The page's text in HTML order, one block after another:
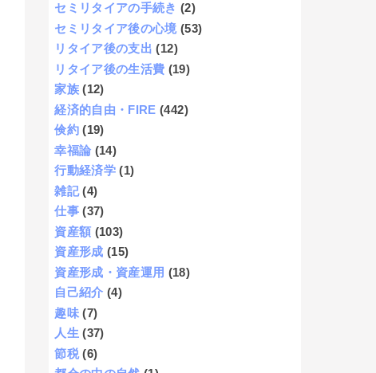
セミリタイアの手続き (2)
セミリタイア後の心境 (53)
リタイア後の支出 (12)
リタイア後の生活費 (19)
家族 (12)
経済的自由・FIRE (442)
倹約 (19)
幸福論 (14)
行動経済学 (1)
雑記 (4)
仕事 (37)
資産額 (103)
資産形成 (15)
資産形成・資産運用 (18)
自己紹介 (4)
趣味 (7)
人生 (37)
節税 (6)